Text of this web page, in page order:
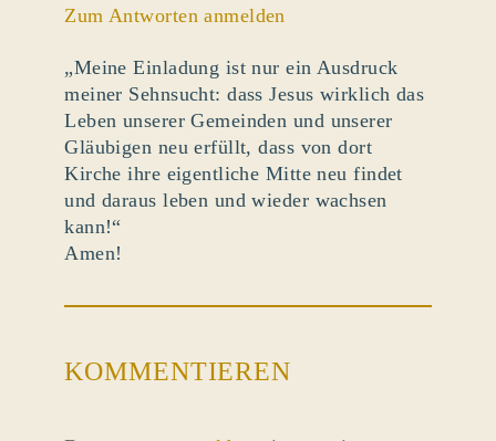
Zum Antworten anmelden
„Meine Einladung ist nur ein Ausdruck
meiner Sehnsucht: dass Jesus wirklich das
Leben unserer Gemeinden und unserer
Gläubigen neu erfüllt, dass von dort
Kirche ihre eigentliche Mitte neu findet
und daraus leben und wieder wachsen
kann!“
Amen!
KOMMENTIEREN